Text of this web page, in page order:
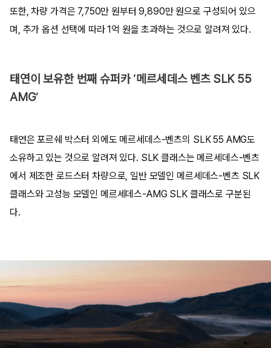
또한, 차량 가격은 7,750만 원부터 9,890만 원으로 구성되어 있으
며, 추가 옵션 선택에 따라 1억 원을 초과하는 것으로 알려져 있다.
태연이 보유한 번째 슈퍼카 ‘메르세데스 벤츠 SLK 55
AMG’
태연은 포르쉐 박스터 외에도 메르세데스-벤츠의 SLK 55 AMG도
소유하고 있는 것으로 알려져 있다. SLK 클래스는 메르세데스-벤츠
에서 제조한 로드스터 차량으로, 일반 모델인 메르세데스-벤츠 SLK
클래스와 고성능 모델인 메르세데스-AMG SLK 클래스로 구분된
다.